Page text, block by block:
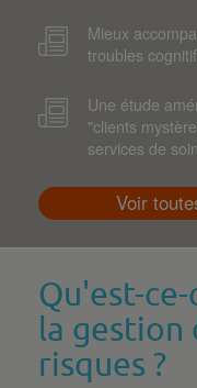
Mieux
troubles
Une étude
"clients
services de
Voir
Qu'est-
la gestion
risques ?